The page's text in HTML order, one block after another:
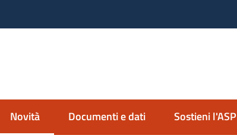
Novità
Menu selezionatoDocumenti e dati Sostieni l'ASP